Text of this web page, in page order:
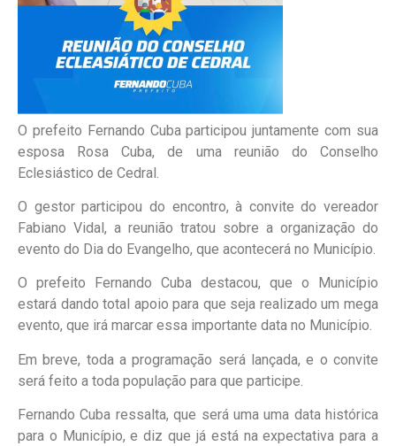
O prefeito Fernando Cuba participou juntamente com sua
esposa Rosa Cuba, de uma reunião do Conselho
Eclesiástico de Cedral.
O gestor participou do encontro, à convite do vereador
Fabiano Vidal, a reunião tratou sobre a organização do
evento do Dia do Evangelho, que acontecerá no Município.
O prefeito Fernando Cuba destacou, que o Município
estará dando total apoio para que seja realizado um mega
evento, que irá marcar essa importante data no Município.
Em breve, toda a programação será lançada, e o convite
será feito a toda população para que participe.
Fernando Cuba ressalta, que será uma uma data histórica
para o Município, e diz que já está na expectativa para a